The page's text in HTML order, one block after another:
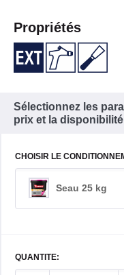
Propriétés
Sélectionnez les
prix et la
CHOISIR LE
Seau 25 kg
QUANTITE: